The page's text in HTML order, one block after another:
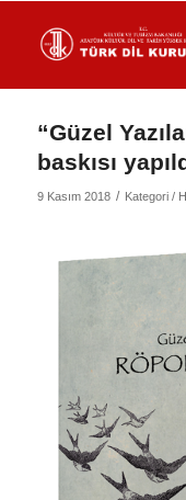
“Güzel
baskısı
9 Kasım 2018 / Kategori /